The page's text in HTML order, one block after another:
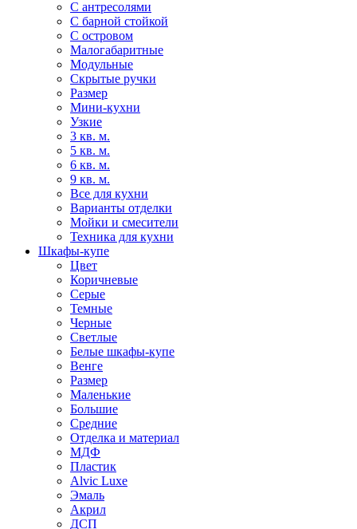
С антресолями
С барной стойкой
С островом
Малогабаритные
Модульные
Скрытые ручки
Размер
Мини-кухни
Узкие
3 кв. м.
5 кв. м.
6 кв. м.
9 кв. м.
Все для кухни
Варианты отделки
Мойки и смесители
Техника для кухни
Шкафы-купе
Цвет
Коричневые
Серые
Темные
Черные
Светлые
Белые шкафы-купе
Венге
Размер
Маленькие
Большие
Средние
Отделка и материал
МДФ
Пластик
Alvic Luxe
Эмаль
Акрил
ДСП